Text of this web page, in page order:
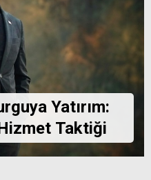
Yatırım:
Taktiği